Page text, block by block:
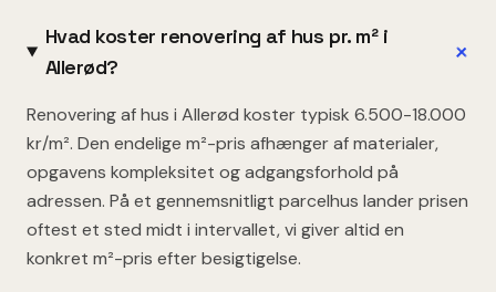
Hvad koster renovering af hus pr. m² i
Allerød?
+
Renovering af hus i Allerød koster typisk 6.500-18.000
kr/m². Den endelige m²-pris afhænger af materialer,
opgavens kompleksitet og adgangsforhold på
adressen. På et gennemsnitligt parcelhus lander prisen
oftest et sted midt i intervallet, vi giver altid en
konkret m²-pris efter besigtigelse.